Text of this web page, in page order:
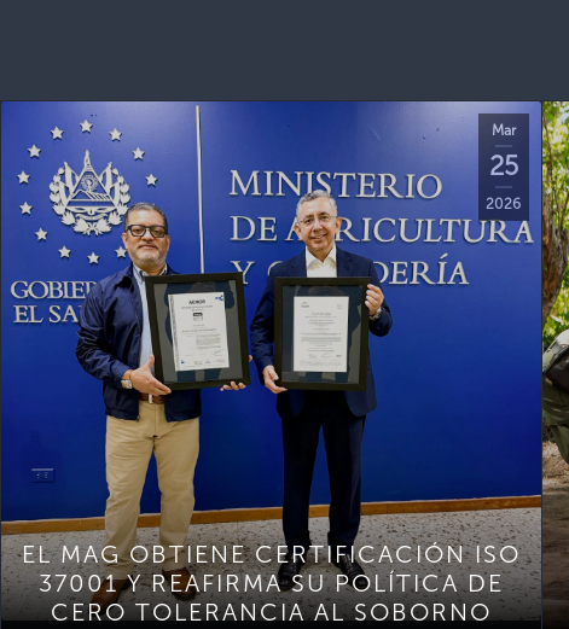
Mar
25
2026
EL MAG OBTIENE CERTIFICACIÓN ISO
37001 Y REAFIRMA SU POLÍTICA DE
CERO TOLERANCIA AL SOBORNO